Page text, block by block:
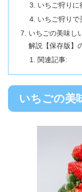
いちご狩りに
いちご狩りで
いちごの美味し
解説【保存版】
関連記事:
いちごの美